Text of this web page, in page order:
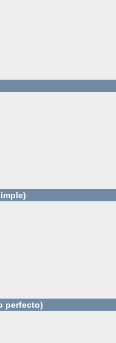
perfecto)